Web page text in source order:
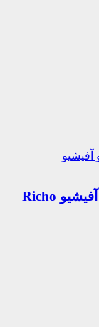
بوش بلبرینگ لوله شیشه ای تخلیه ریکو آفیشیو Richo